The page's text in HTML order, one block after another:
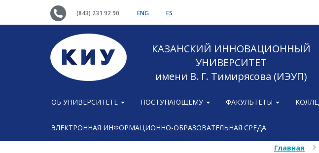
(843) 231 92 90 ENG ES
КАЗАНСКИЙ ИННОВАЦИОННЫЙ
УНИВЕРСИТЕТ
имени В. Г. Тимирясова (ИЭУП)
ОБ УНИВЕРСИТЕТЕ ПОСТУПАЮЩЕМУ ФАКУЛЬТЕТЫ
ЭЛЕКТРОННАЯ ИНФОРМАЦИОННО-ОБРАЗОВАТЕЛЬНАЯ СРЕДА
Главная